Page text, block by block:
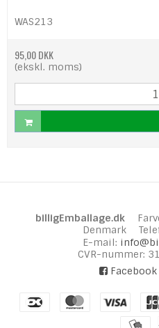
WAS213
95,00 DKK
(ekskl. moms)
billigEmballage.dk
Denmark
E-mail:
CVR-nummer:
Facebook